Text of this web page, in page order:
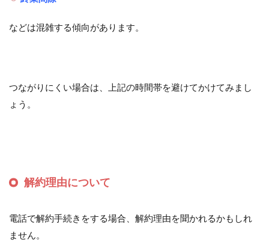
などは混雑する傾向があります。
つながりにくい場合は、上記の時間帯を避けてかけてみまし
ょう。
解約理由について
電話で解約手続きをする場合、解約理由を聞かれるかもしれ
ません。